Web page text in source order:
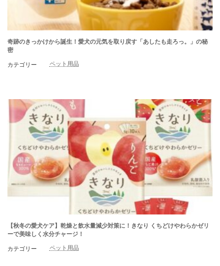
奇跡のきっかけから誕生！愛犬の元気を取り戻す「あしたも走ろっ。」の秘
密
カテゴリー ペット用品
【秋冬の愛犬ケア】乾燥と飲水量減少対策に！きなり くちどけやわらかゼリ
ーで美味しく水分チャージ！
カテゴリー ペット用品